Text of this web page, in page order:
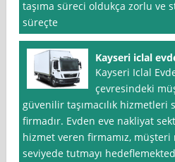
taşıma süreci oldukça zorlu ve
süreçte
Kayseri iclal
Kayseri Iclal
çevresindeki
güvenilir taşımacılık
firmadır. Evden eve nakliyat
hizmet veren firmamız,
seviyede tutmayı